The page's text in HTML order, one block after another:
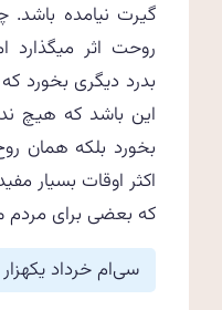
گیرت نیامده
روحت اثر میگذارد
بدرد دیگری بخورد
این باشد که هیچ
بخورد بلکه همان
اکثر اوقات بسیار
که بعضی برای مردم
سی‌ام خرداد